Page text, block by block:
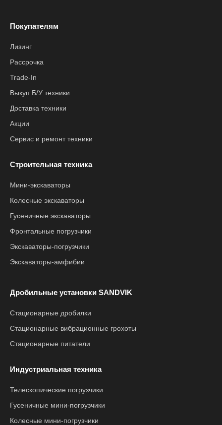
Покупателям
Лизинг
Рассрочка
Trade-In
Выкуп Б/У техники
Доставка техники
Акции
Сервис и ремонт техники
Строительная техника
Мини-экскаваторы
Колесные экскаваторы
Гусеничные экскаваторы
Фронтальные погрузчики
Экскаваторы-погрузчики
Экскаваторы-амфибии
Дробильные установки SANDVIK
Стационарные дробилки
Стационарные вибрационные грохоты
Стационарные питатели
Индустриальная техника
Телескопические погрузчики
Гусеничные мини-погрузчики
Колесные мини-погрузчики